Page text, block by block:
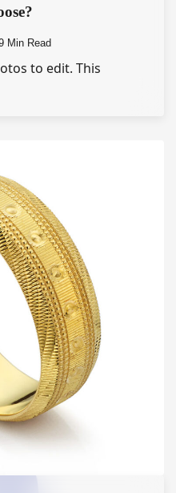
Min Read
to edit. This